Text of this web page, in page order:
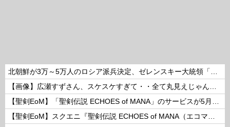
北朝鮮が3万～5万人のロシア派兵決定、ゼレンスキー大統領「韓国が我々に協力すべき」！
【画像】広瀬すずさん、スケスケすぎて・・全て丸見えじゃん！ 他
【聖剣EoM】「聖剣伝説 ECHOES of MANA」のサービスが5月15日15：00をもって終了に
【聖剣EoM】スクエニ『聖剣伝説 ECHOES of MANA（エコマナ）』が2023年5月15日をもって運営サービス終了を発表